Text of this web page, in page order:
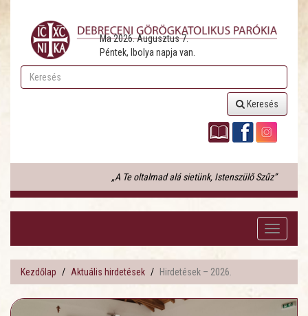
Ma 2026. Augusztus 7.
Péntek, Ibolya napja van.
Keresés
„A Te oltalmad alá sietünk, Istenszülő Szűz”
Toggle
Kezdőlap Aktuális hirdetések Hirdetések – 2026.